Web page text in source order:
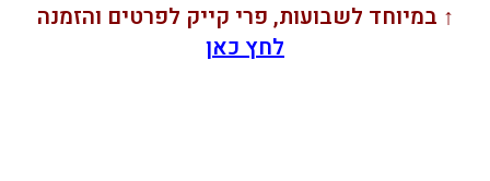
↑ במיוחד לשבועות, פרי קייק לפרטים והזמנה
לחץ כאן